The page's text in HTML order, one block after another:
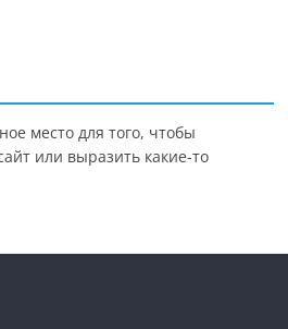
место для того, чтобы
или выразить какие-то